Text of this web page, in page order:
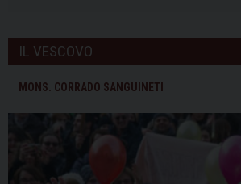
IL VESCOVO
MONS. CORRADO SANGUINETI